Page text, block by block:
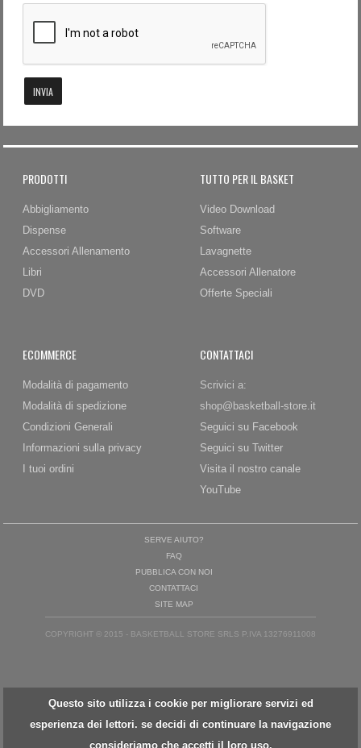
INVIA
PRODOTTI
Abbigliamento
Dispense
Accessori Allenamento
Libri
DVD
TUTTO PER IL BASKET
Video Download
Software
Lavagnette
Accessori Allenatore
Offerte Speciali
ECOMMERCE
Modalità di pagamento
Modalità di spedizione
Condizioni Generali
Informazioni sulla privacy
I tuoi ordini
CONTATTACI
Scrivici a:
shop@basketball-store.it
Seguici su Facebook
Seguici su Twitter
Visita il nostro canale
YouTube
SERVE AIUTO?
FAQ
PUBBLICA CON NOI
CONTATTACI
SITE MAP
COPYRIGHT © 2015 - BASKETBALL STORE SRLS P.IVA 13276911008
Questo sito utilizza i cookie per migliorare servizi ed
esperienza dei lettori. se decidi di continuare la navigazione
consideriamo che accetti il loro uso.